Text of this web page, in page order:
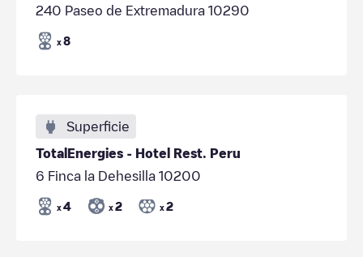
240 Paseo de Extremadura 10290
x 8
Superficie
TotalEnergies - Hotel Rest. Peru
6 Finca la Dehesilla 10200
x 4 x 2 x 2